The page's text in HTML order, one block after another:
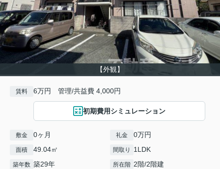
【外観】
賃料 6万円 管理/共益費 4,000円
初期費用シミュレーション
敷金 0ヶ月 礼金 0万円
面積 49.04㎡ 間取り 1LDK
築年数 築29年 所在階 2階/2階建